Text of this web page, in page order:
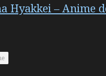
Hyakkei – Anime